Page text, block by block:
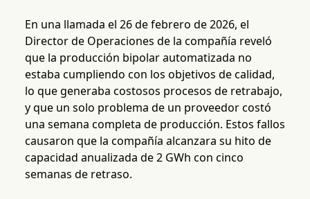
En una llamada el 26 de febrero de 2026, el
Director de Operaciones de la compañía reveló
que la producción bipolar automatizada no
estaba cumpliendo con los objetivos de calidad,
lo que generaba costosos procesos de retrabajo,
y que un solo problema de un proveedor costó
una semana completa de producción. Estos fallos
causaron que la compañía alcanzara su hito de
capacidad anualizada de 2 GWh con cinco
semanas de retraso.